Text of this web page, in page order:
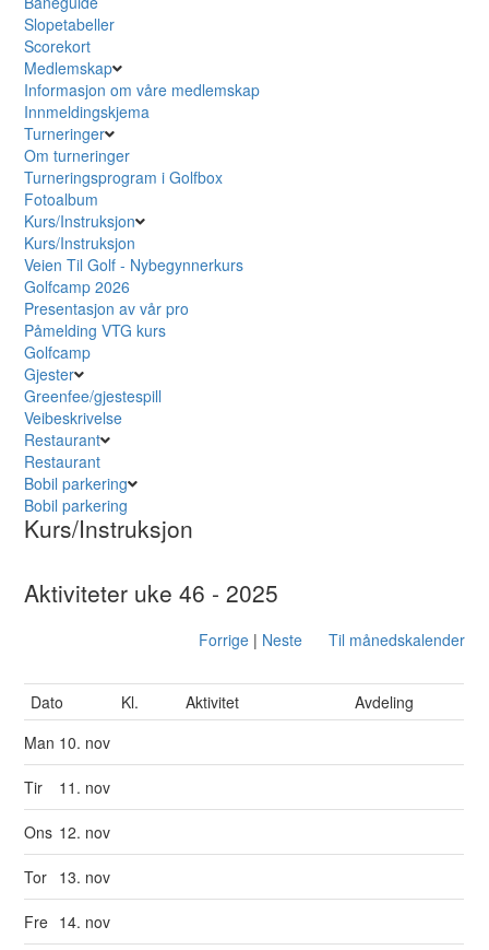
Slopetabeller
Scorekort
Medlemskap
Informasjon om våre medlemskap
Innmeldingskjema
Turneringer
Om turneringer
Turneringsprogram i Golfbox
Fotoalbum
Kurs/Instruksjon
Kurs/Instruksjon
Veien Til Golf - Nybegynnerkurs
Golfcamp 2026
Presentasjon av vår pro
Påmelding VTG kurs
Golfcamp
Gjester
Greenfee/gjestespill
Veibeskrivelse
Restaurant
Restaurant
Bobil parkering
Bobil parkering
Kurs/Instruksjon
Aktiviteter uke 46 - 2025
Forrige| Neste Til månedskalender
Dato Kl. Aktivitet
Avdeling
Man 10. nov
Tir 11. nov
Ons 12. nov
Tor 13. nov
Fre 14. nov